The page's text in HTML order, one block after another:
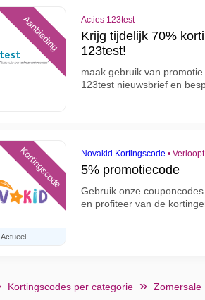
Aanbieding Acties 123test
Krijg tijdelijk 70%
123test!
maak gebruik van
123test nieuwsbrief en
Actueel
Kortingscode Novakid Kortingscode •
5% promotiecode
Gebruik onze
en profiteer van de
Kortingscodes per categorie Zomersale